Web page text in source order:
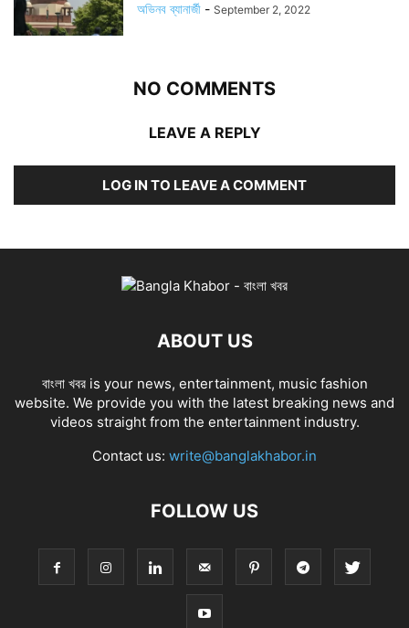
অভিনব ব্যানার্জী - September 2, 2022
NO COMMENTS
LEAVE A REPLY
LOG IN TO LEAVE A COMMENT
ABOUT US
বাংলা খবর is your news, entertainment, music fashion
website. We provide you with the latest breaking news and
videos straight from the entertainment industry.
Contact us: write@banglakhabor.in
FOLLOW US